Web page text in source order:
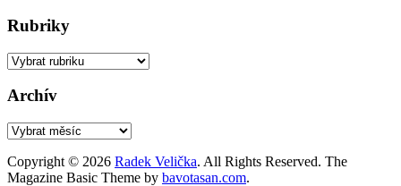
Rubriky
Rubriky
Archív
Archív
Copyright © 2026 Radek Velička. All Rights Reserved. The
Magazine Basic Theme by bavotasan.com.